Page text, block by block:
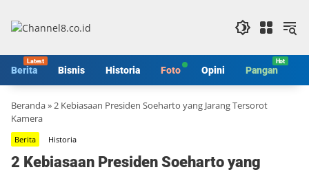
konten
Berita Bisnis Historia Foto Opini Pangan
Beranda»2 Kebiasaan Presiden Soeharto yang Jarang Tersorot
Kamera
Berita Historia
2 Kebiasaan Presiden Soeharto yang